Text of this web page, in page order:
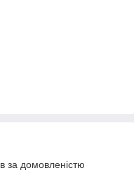
за домовленістю